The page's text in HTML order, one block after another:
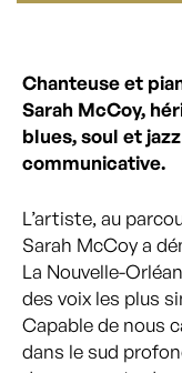
Chanteuse et
Sarah McCoy,
blues, soul et
communicative.
L’artiste, au
Sarah McCoy a
La Nouvelle-
des voix les plus
Capable de nous
dans le sud